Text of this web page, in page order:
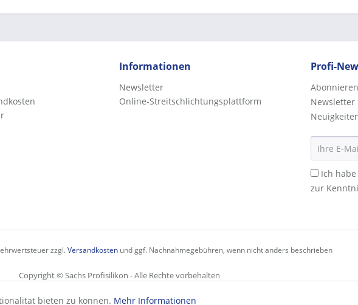
Informationen
Newsletter
Online-Streitschlichtungsplattform
Profi-
Newsletter
Ich
zur
zzgl.Versandkostenund ggf. Nachnahmegebühren, wenn nicht anders beschrieben
Copyright © Sachs Profisilikon - Alle Rechte vorbehalten
bieten zu können. Mehr Informationen